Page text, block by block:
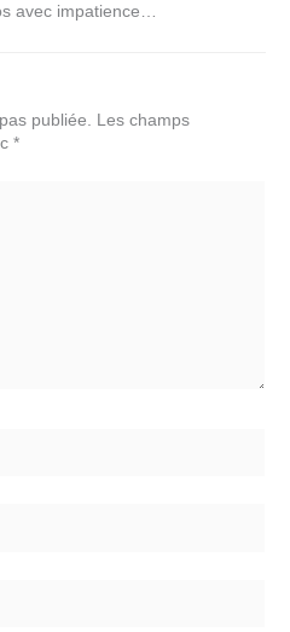
avec impatience…
publiée. Les champs
*